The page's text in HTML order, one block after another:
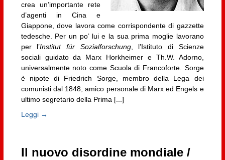
crea un’importante rete
d’agenti in Cina e
Giappone, dove lavora come corrispondente di gazzette
tedesche. Per un po’ lui e la sua prima moglie lavorano
per l’Institut für Sozialforschung, l’Istituto di Scienze
sociali guidato da Marx Horkheimer e Th.W. Adorno,
universalmente noto come Scuola di Francoforte. Sorge
è nipote di Friedrich Sorge, membro della Lega dei
comunisti dal 1848, amico personale di Marx ed Engels e
ultimo segretario della Prima [...]
Leggi →
Il nuovo disordine mondiale /